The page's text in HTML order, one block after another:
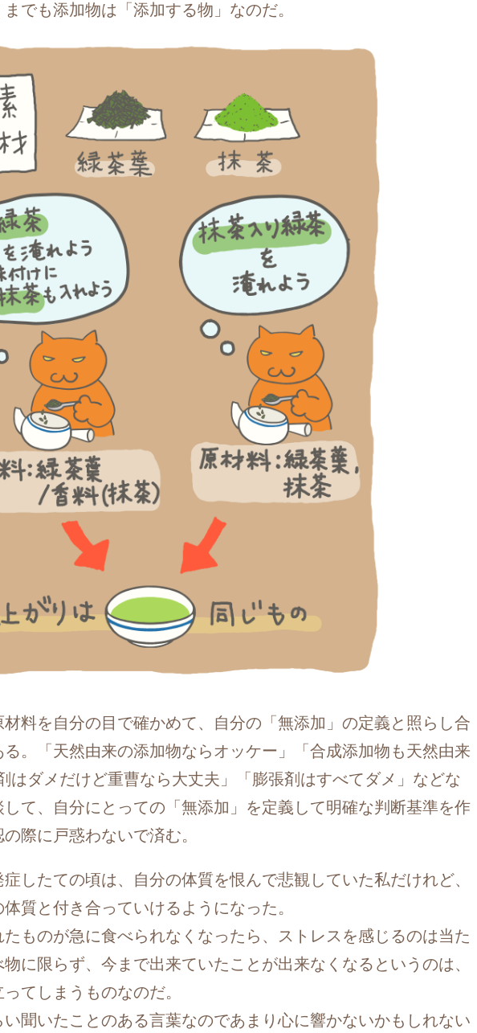
でも添加物は「添加する物」なのだ。
料を自分の目で確かめて、自分の「無添加」の定義と照らし合
。「天然由来の添加物ならオッケー」「合成添加物も天然由来
はダメだけど重曹なら大丈夫」「膨張剤はすべてダメ」などな
て、自分にとっての「無添加」を定義して明確な判断基準を作
際に戸惑わないで済む。
したての頃は、自分の体質を恨んで悲観していた私だけれど、
質と付き合っていけるようになった。
ものが急に食べられなくなったら、ストレスを感じるのは当た
に限らず、今まで出来ていたことが出来なくなるというのは、
てしまうものなのだ。
聞いたことのある言葉なのであまり心に響かないかもしれない